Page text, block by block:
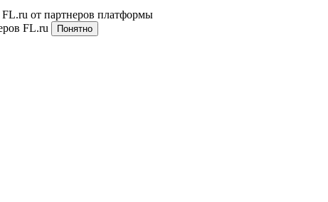
от партнеров платформы
FL.ru
Понятно